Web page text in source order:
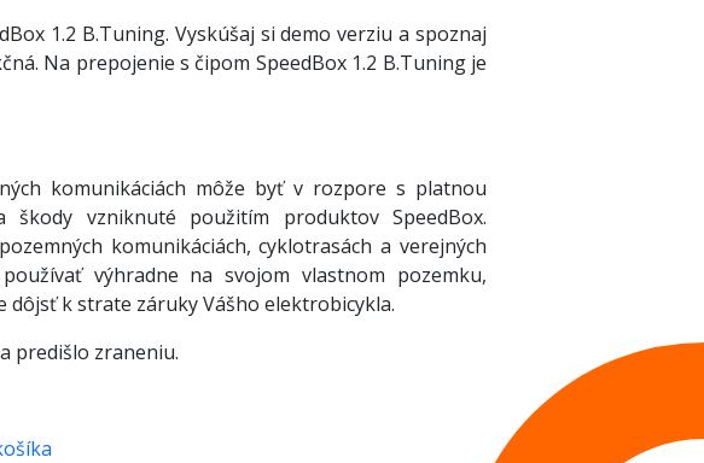
1.2 B.Tuning. Vyskúšaj si demo verziu a spoznaj
Na prepojenie s čipom SpeedBox 1.2 B.Tuning je
komunikáciách môže byť v rozpore s platnou
vzniknuté použitím produktov SpeedBox.
komunikáciách, cyklotrasách a verejných
výhradne na svojom vlastnom pozemku,
k strate záruky Vášho elektrobicykla.
predišlo zraneniu.